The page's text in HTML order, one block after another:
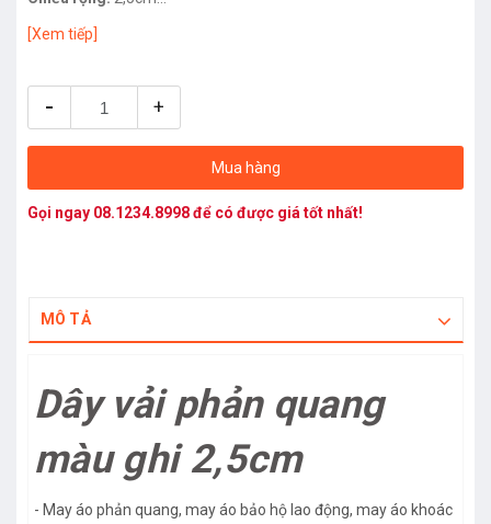
Chiều dài:
Công dụng:
Phản quang
[Xem tiếp]
- +
Mua hàng
Gọi ngay 08.1234.8998để có được giá tốt nhất!
MÔ TẢ
Dây vải phản quang
màu ghi 2,5cm
- May áo phản quang, may áo bảo hộ lao động, may áo khoác